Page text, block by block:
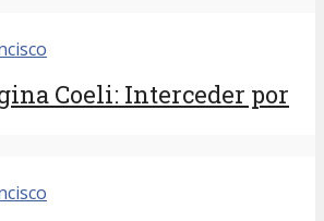
Coeli: Interceder por